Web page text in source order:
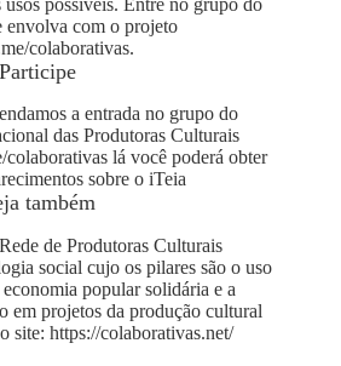
usos possíveis. Entre no grupo do
envolva com o projeto
colaborativas.
Participe
a entrada no grupo do
das Produtoras Culturais
colaborativaslá você poderá obter
sobre o iTeia
também
de Produtoras Culturais
social cujo os pilares são o uso
popular solidária e a
em projetos da produção cultural
site: https://colaborativas.net/